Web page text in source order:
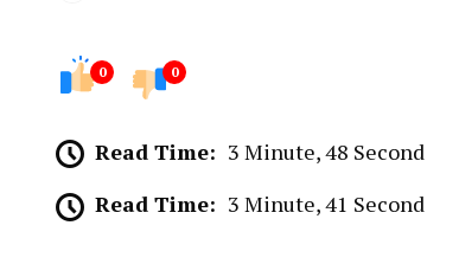
0 0
Read Time: 3 Minute, 48 Second
Read Time: 3 Minute, 41 Second